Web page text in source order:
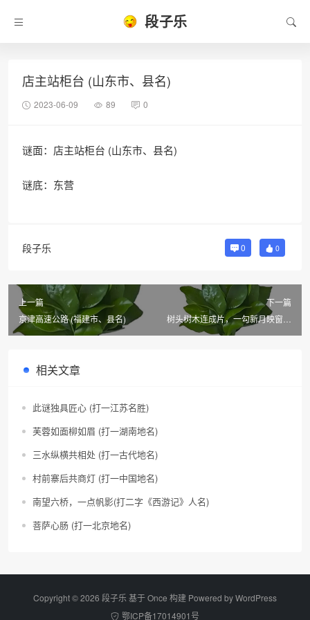
段子乐
店主站柜台 (山东市、县名)
2023-06-09 89 0
谜面：店主站柜台 (山东市、县名)
谜底：东营
段子乐 0 0
上一篇
京津高速公路 (福建市、县名)
下一篇
树头树木连成片，一勾新月映窗前
(黑龙江市、县名)
相关文章
此谜独具匠心 (打一江苏名胜)
芙蓉如面柳如眉 (打一湖南地名)
三水纵横共相处 (打一古代地名)
村前寨后共商灯 (打一中国地名)
南望六桥，一点帆影(打二字《西游记》人名)
菩萨心肠 (打一北京地名)
Copyright © 2026 段子乐 基于 Once 构建 Powered byWordPress
鄂ICP备17014901号